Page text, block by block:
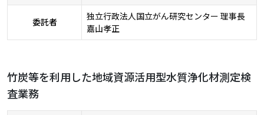
委託者
独立行政法人国立がん研究センター 理事長
嘉山孝正
竹炭等を利用した地域資源活用型水質浄化材測定検
査業務